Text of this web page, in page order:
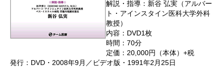
解説・指導：新谷 弘実（アルバー
ト・アインスタイン医科大学外科
教授）
内容：DVD1枚
時間：70分
定価：20,000円（本体）+税
発行：DVD・2008年9月／ビデオ版・1991年2月25日